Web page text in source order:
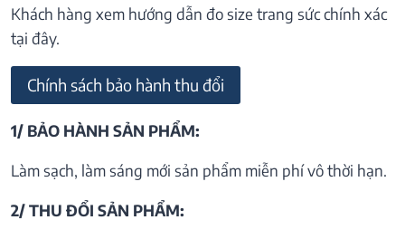
Khách hàng xem hướng dẫn đo size trang sức chính xác
tại đây.
Chính sách bảo hành thu đổi
1/ BẢO HÀNH SẢN PHẨM:
Làm sạch, làm sáng mới sản phẩm miễn phí vô thời hạn.
2/ THU ĐỔI SẢN PHẨM: